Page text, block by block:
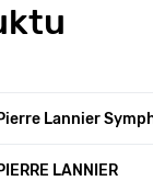
Pierre Lannier
PIERRE LANNIER